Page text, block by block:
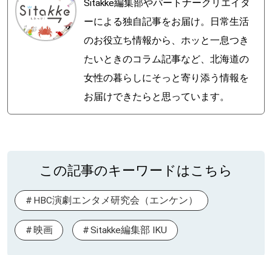
Sitakke編集部やパートナークリエイタ
ーによる独自記事をお届け。日常生活
のお役立ち情報から、ホッと一息つき
たいときのコラム記事など、北海道の
女性の暮らしにそっと寄り添う情報を
お届けできたらと思っています。
この記事のキーワードはこちら
HBC演劇エンタメ研究会（エンケン）
映画 Sitakke編集部 IKU